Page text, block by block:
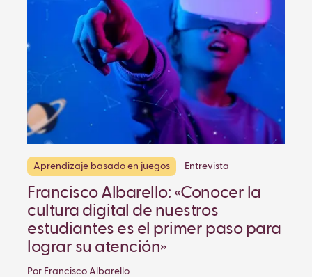
Aprendizaje basado en juegos Entrevista
Francisco Albarello: «Conocer la
cultura digital de nuestros
estudiantes es el primer paso para
lograr su atención»
Por Francisco Albarello